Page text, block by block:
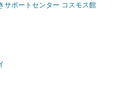
サポートセンター コスモス館